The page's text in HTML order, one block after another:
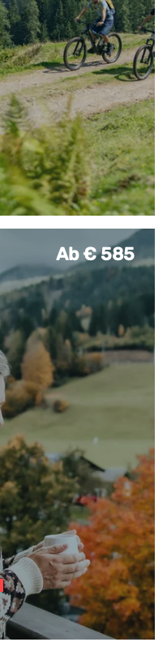
Ab € 585